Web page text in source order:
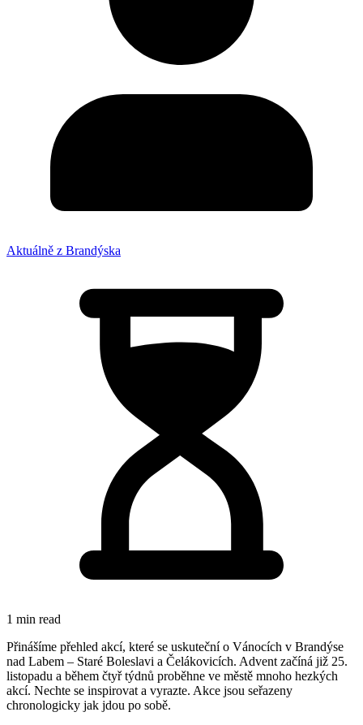
Aktuálně z Brandýska
1 min read
Přinášíme přehled akcí, které se uskuteční o Vánocích v Brandýse
nad Labem – Staré Boleslavi a Čelákovicích. Advent začíná již 25.
listopadu a během čtyř týdnů proběhne ve městě mnoho hezkých
akcí. Nechte se inspirovat a vyrazte. Akce jsou seřazeny
chronologicky jak jdou po sobě.